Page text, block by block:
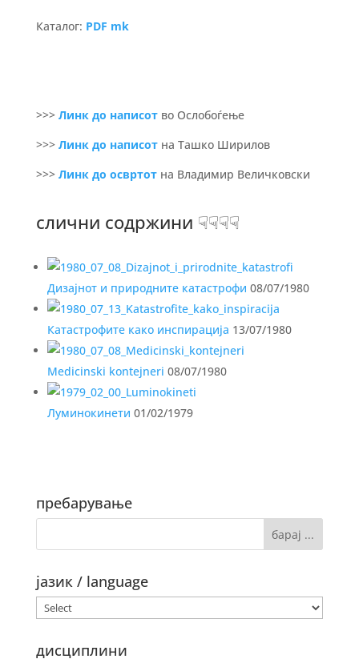
Каталог: PDF mk
>>> Линк до написотво Ослобоѓење
>>> Линк до написотна Ташко Ширилов
>>> Линк до освртотна Владимир Величковски
слични содржини ☟☟☟☟
Дизајнот и природните катастрофи 08/07/1980
Катастрофите како инспирација 13/07/1980
Medicinski kontejneri 08/07/1980
Луминокинети 01/02/1979
пребарување
јазик / language
дисциплини